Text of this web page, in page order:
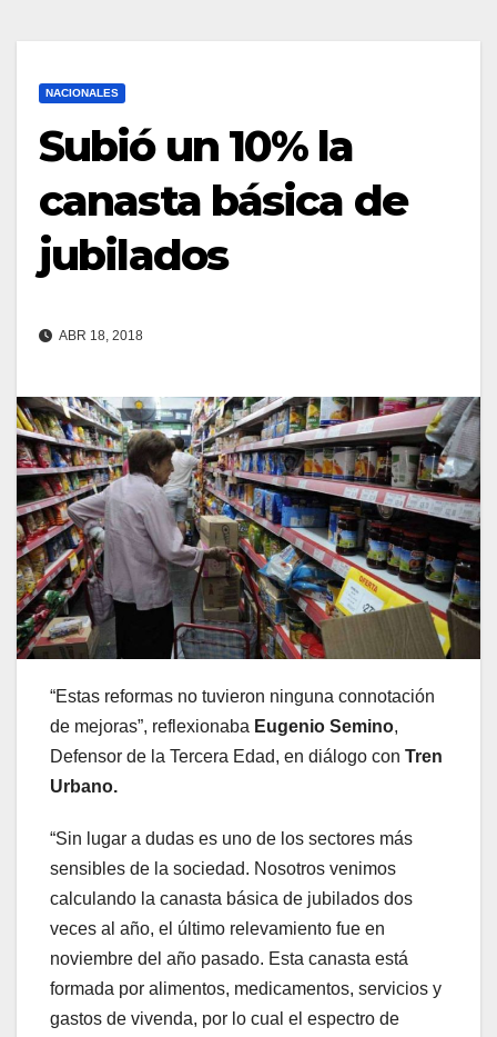
NACIONALES
Subió un 10% la
canasta básica de
jubilados
ABR 18, 2018
“Estas reformas no tuvieron ninguna connotación
de mejoras”, reflexionaba Eugenio Semino,
Defensor de la Tercera Edad, en diálogo con Tren
Urbano.
“Sin lugar a dudas es uno de los sectores más
sensibles de la sociedad. Nosotros venimos
calculando la canasta básica de jubilados dos
veces al año, el último relevamiento fue en
noviembre del año pasado. Esta canasta está
formada por alimentos, medicamentos, servicios y
gastos de vivenda, por lo cual el espectro de